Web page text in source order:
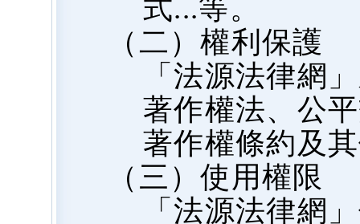
式...等。
（二）權利保護
「法源法律網
著作權法、公
著作權條約及
（三）使用權限
「法源法律網